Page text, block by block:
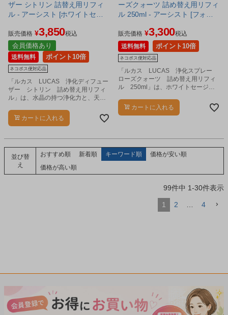
ザー シトリン 詰替え用リフィ
ル - アーシスト [ホワイトセー
コポス対応商品
販売価格 ¥3,850税込
会員価格あり
送料無料 ポイント10倍
ネコポス便対応品
「ルカス LUCAS 浄化ディフュー
ザー シトリン 詰め替え用リフィ
ル」は、水晶の持つ浄化力と、天然
て、全ての空間を澄んだクリアな空
気に換えてくれます。
カートに入れる
ーズクォーツ 詰め替え用リフィ
ル 250ml - アーシスト [フォレ
品
販売価格 ¥3,300税込
送料無料
ポイント10倍
ネコポス便対応品
「ルカス LUCAS 浄化スプレー
ローズクォーツ 詰め替え用リフィ
ル 250ml」は、ホワイトセージと
フレッシュスプレーです。
カートに入れる
並び替
え
おすすめ順 新着順 キーワード順
価格が安い順
価格が高い順
99件中 1-30件表示
1 2 … 4